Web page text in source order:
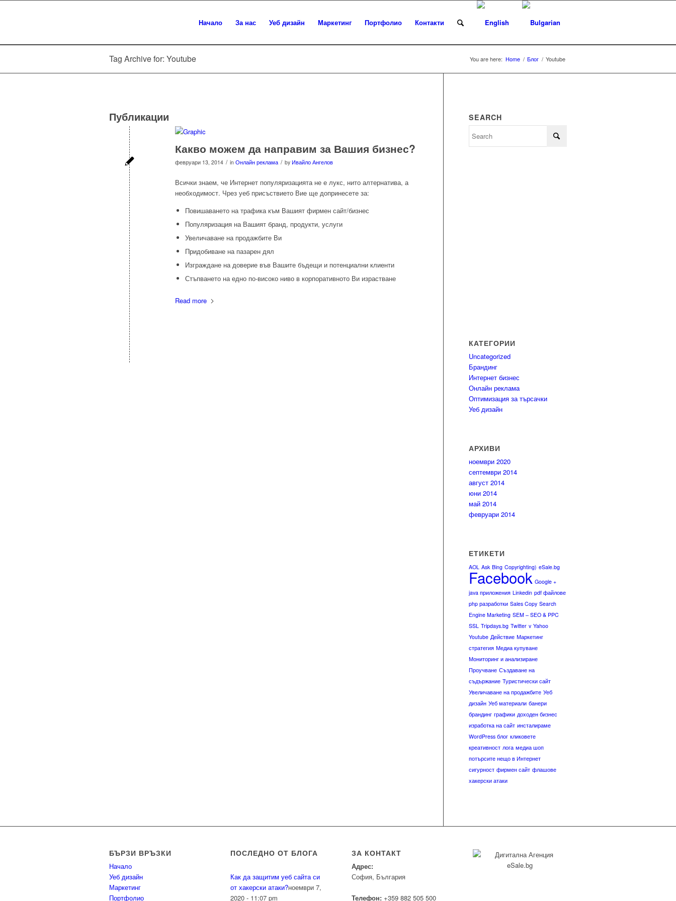
Начало За нас Уеб дизайн Маркетинг Портфолио Контакти
Tag Archive for: Youtube You are here: Home / Блог / Youtube
Публикации
Какво можем да направим за Вашия бизнес?
февруари 13, 2014 / in Онлайн реклама / by Ивайло Ангелов
Всички знаем, че Интернет популяризацията не е лукс, нито алтернатива, а
необходимост. Чрез уеб присъствието Вие ще допринесете за:
Повишаването на трафика към Вашият фирмен сайт/бизнес
Популяризация на Вашият бранд, продукти, услуги
Увеличаване на продажбите Ви
Придобиване на пазарен дял
Изграждане на доверие във Вашите бъдещи и потенциални клиенти
Стъпването на едно по-високо ниво в корпоративното Ви израстване
Read more
SEARCH
КАТЕГОРИИ
Uncategorized
Брандинг
Интернет бизнес
Онлайн реклама
Оптимизация за търсачки
Уеб дизайн
АРХИВИ
ноември 2020
септември 2014
август 2014
юни 2014
май 2014
февруари 2014
ЕТИКЕТИ
AOL Ask Bing Copyrighting) eSale.bg
Facebook Google +
java приложения Linkedin pdf файлове
php разработки Sales Copy Search
Engine Marketing SEM – SEO & PPC
SSL Tripdays.bg Twitter v Yahoo
Youtube Действие Маркетинг
стратегия Медиа купуване
Мониторинг и анализиране
Проучване Създаване на
съдържание Туристически сайт
Увеличаване на продажбите Уеб
дизайн Уеб материали банери
брандинг графики доходен бизнес
изработка на сайт инсталираме
WordPress блог кликовете
креативност лога медиа шоп
потърсите нещо в Интернет
сигурност фирмен сайт флашове
хакерски атаки
БЪРЗИ ВРЪЗКИ
Начало
Уеб дизайн
Маркетинг
Портфолио
ПОСЛЕДНО ОТ БЛОГА
Как да защитим уеб сайта си
от хакерски атаки?ноември 7,
2020 - 11:07 pm
ЗА КОНТАКТ
Адрес:
София, България
Телефон: +359 882 505 500